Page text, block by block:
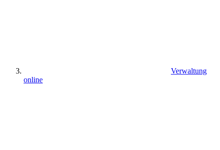
Verwaltung
online